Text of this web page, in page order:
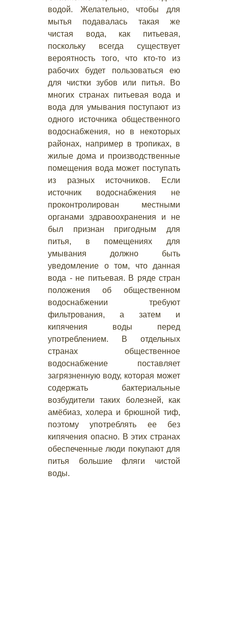
водой. Желательно, чтобы для
мытья подавалась такая же
чистая вода, как питьевая,
поскольку всегда существует
вероятность того, что кто-то из
рабочих будет пользоваться ею
для чистки зубов или питья. Во
многих странах питьевая вода и
вода для умывания поступают из
одного источника общественного
водоснабжения, но в некоторых
районах, например в тропиках, в
жилые дома и производственные
помещения вода может поступать
из разных источников. Если
источник водоснабжения не
проконтролирован местными
органами здравоохранения и не
был признан пригодным для
питья, в помещениях для
умывания должно быть
уведомление о том, что данная
вода - не питьевая. В ряде стран
положения об общественном
водоснабжении требуют
фильтрования, а затем и
кипячения воды перед
употреблением. В отдельных
странах общественное
водоснабжение поставляет
загрязненную воду, которая может
содержать бактериальные
возбудители таких болезней, как
амёбиаз, холера и брюшной тиф,
поэтому употреблять ее без
кипячения опасно. В этих странах
обеспеченные люди покупают для
питья большие фляги чистой
воды.